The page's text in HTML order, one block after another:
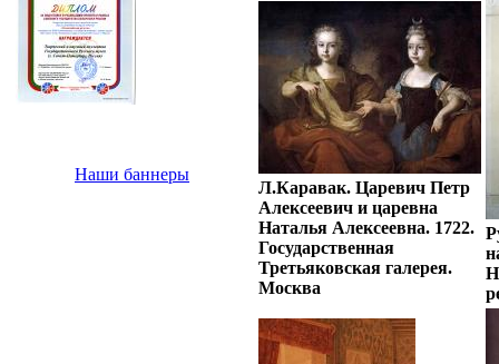
Наши баннеры
Л.Каравак. Царевич Петр
Алексеевич и царевна
Наталья Алексеевна. 1722.
Государственная
Третьяковская галерея.
Москва